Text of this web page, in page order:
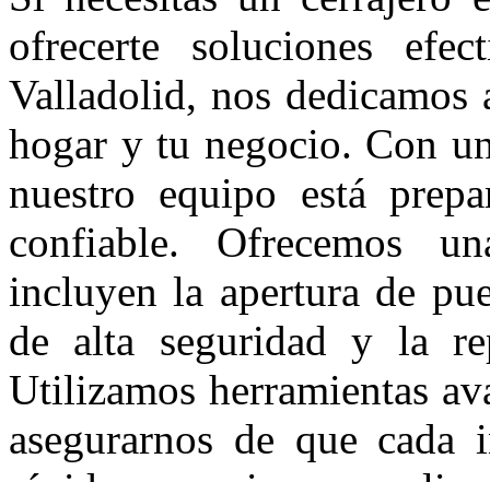
ofrecerte soluciones
Valladolid, nos
hogar y tu negocio. Con
nuestro equipo está
confiable. Ofrecemos
incluyen la apertura de
de alta seguridad y la
Utilizamos herramientas
asegurarnos de que